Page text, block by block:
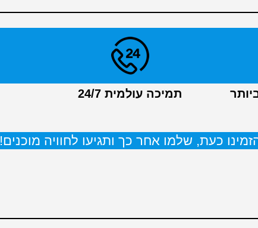
תמיכה עולמית 24/7
כעת, שלמו אחר כך ותגיעו לחוויה מוכנים!